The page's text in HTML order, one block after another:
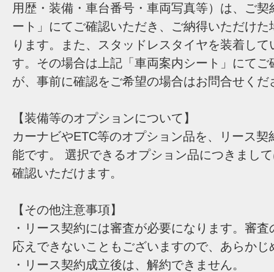
用歴・装備・車台番号・車両写真等）は、ご
ート」にてご確認いただき、ご納得いただけ
ります。また、スタッドレスタイヤを装着し
す。その場合は上記「車両案内シート」にてご
が、事前に確認をご希望の場合はお問合せくだ
【装備等のオプションについて】
カーナビやETC等のオプション品を、リース契
能です。 選択できるオプション品につきまし
確認いただけます。
【その他注意事項】
・リース契約には審査が必要になります。審
応えできないこともございますので、あらか
・リース契約成立後は、解約できません。